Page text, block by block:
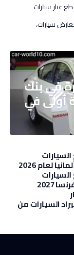
غيار سيارات
سيارات،
في بنك
أولى في
لعام 2026
المستعملة في فرنسا 2027
السيارات من